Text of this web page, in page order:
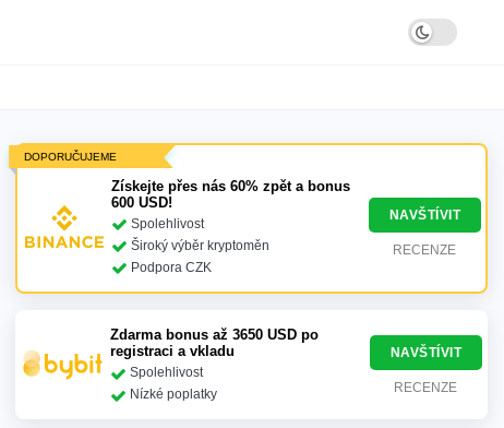
DOPORUČUJEME
Získejte přes nás 60% zpět a bonus
600 USD!
Spolehlivost
Široký výběr kryptoměn
Podpora CZK
NAVŠTÍVIT
RECENZE
Zdarma bonus až 3650 USD po
registraci a vkladu
Spolehlivost
Nízké poplatky
NAVŠTÍVIT
RECENZE